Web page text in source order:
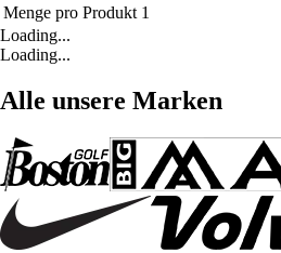
Menge pro Produkt 1
Loading...
Loading...
Alle unsere Marken